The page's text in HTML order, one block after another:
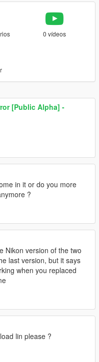
0 vídeos
[Public Alpha] -
in it or do you more
?
Nikon version of the two
last version, but it says
when you replaced
lin please ?